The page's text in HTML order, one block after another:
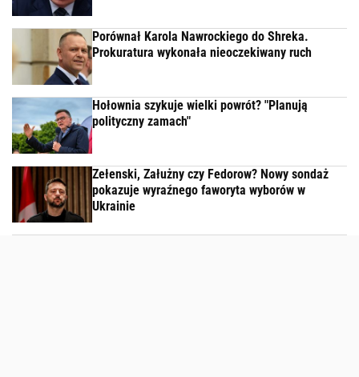
Porównał Karola Nawrockiego do Shreka.
Prokuratura wykonała nieoczekiwany ruch
Hołownia szykuje wielki powrót? "Planują
polityczny zamach"
Zełenski, Załużny czy Fedorow? Nowy sondaż
pokazuje wyraźnego faworyta wyborów w
Ukrainie